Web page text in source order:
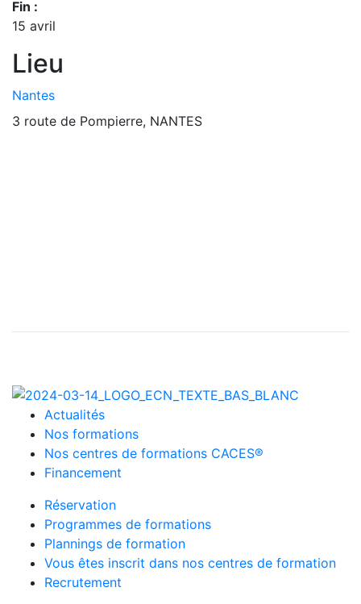
Fin :
15 avril
Lieu
Nantes
3 route de Pompierre, NANTES
Actualités
Nos formations
Nos centres de formations CACES®
Financement
Réservation
Programmes de formations
Plannings de formation
Vous êtes inscrit dans nos centres de formation
Recrutement